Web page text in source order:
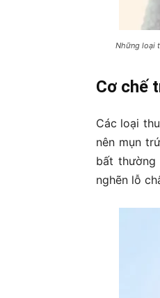
Những loại
Cơ chế
Các loại
nên mụn
bất
nghẽn lỗ